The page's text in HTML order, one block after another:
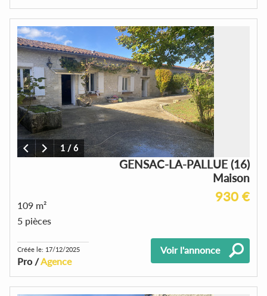
1 /6
GENSAC-LA-PALLUE (16)
Maison
930 €
109 m²
5 pièces
Créée le: 17/12/2025
Pro /Agence
Voir l'annonce